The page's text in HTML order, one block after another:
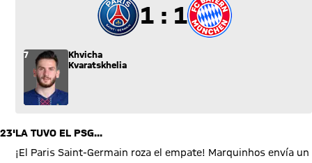
1 a 1
1 : 1
7
Khvicha
Kvaratskhelia
23'LA TUVO EL PSG...
¡El Paris Saint-Germain roza el empate! Marquinhos envía un